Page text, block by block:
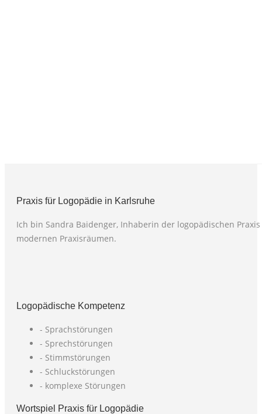
Praxis für Logopädie in Karlsruhe
Ich bin Sandra Baidenger, Inhaberin der logopädischen
modernen Praxisräumen.
Logopädische Kompetenz
- Sprachstörungen
- Sprechstörungen
- Stimmstörungen
- Schluckstörungen
- komplexe Störungen
Wortspiel Praxis für Logopädie